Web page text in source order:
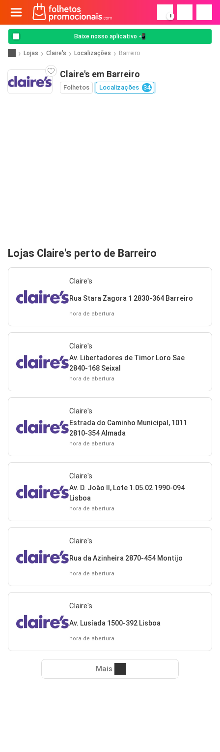
!
Baixe nosso aplicativo 📲
Lojas Claire's Localizações Barreiro
Claire's em Barreiro
Folhetos Localizações 34
Lojas Claire's perto de Barreiro
Claire's
Rua Stara Zagora 1 2830-364 Barreiro
hora de abertura
Claire's
Av. Libertadores de Timor Loro Sae
2840-168 Seixal
hora de abertura
Claire's
Estrada do Caminho Municipal, 1011
2810-354 Almada
hora de abertura
Claire's
Av. D. João II, Lote 1.05.02 1990-094
Lisboa
hora de abertura
Claire's
Rua da Azinheira 2870-454 Montijo
hora de abertura
Claire's
Av. Lusíada 1500-392 Lisboa
hora de abertura
Mais